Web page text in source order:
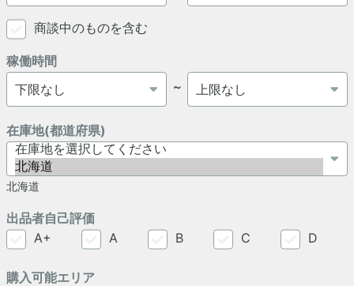
商談中のものを含む
稼働時間
～
在庫地(都道府県)
北海道
出品者自己評価
A+
A B C D
購入可能エリア